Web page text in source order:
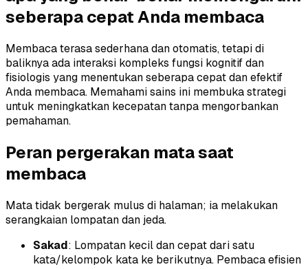
seberapa cepat Anda membaca
Membaca terasa sederhana dan otomatis, tetapi di
baliknya ada interaksi kompleks fungsi kognitif dan
fisiologis yang menentukan seberapa cepat dan efektif
Anda membaca. Memahami sains ini membuka strategi
untuk meningkatkan kecepatan tanpa mengorbankan
pemahaman.
Peran pergerakan mata saat
membaca
Mata tidak bergerak mulus di halaman; ia melakukan
serangkaian lompatan dan jeda.
Sakad: Lompatan kecil dan cepat dari satu
kata/kelompok kata ke berikutnya. Pembaca efisien